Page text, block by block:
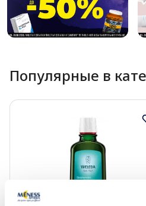
Популярные в